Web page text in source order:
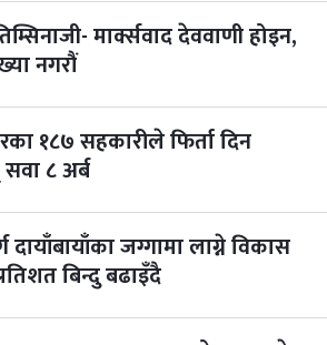
मार्क्सवाद देववाणी होइन,
नगरौं
१८७ सहकारीले फिर्ता दिन
८ अर्ब
दायाँबायाँका जग्गामा लाग्ने विकास
बिन्दु बढाइँदै